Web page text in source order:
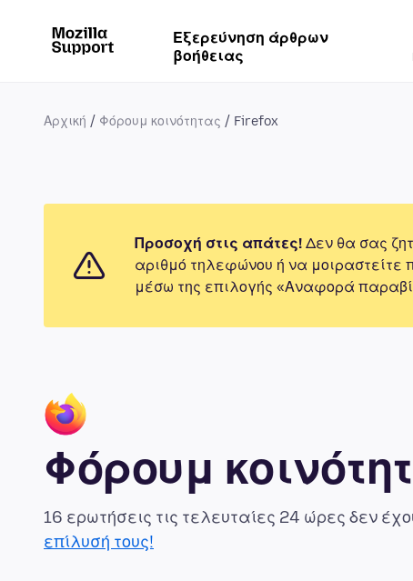
Εξερεύνηση άρθρων
βοήθειας
Αρχική Φόρουμ κοινότητας Firefox
Προσοχή στις απάτες! Δεν θα σας
αριθμό τηλεφώνου ή να
μέσω της επιλογής «Αναφορά
Φόρουμ
16 ερωτήσεις τις τελευταίες 24 ώρες δεν
επίλυσή τους!